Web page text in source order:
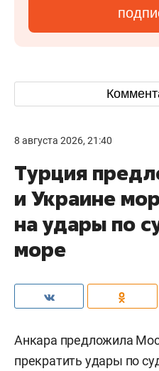
8 августа 2026, 21:40
Турция
и Украине
на удары по
море
Анкара предложила
прекратить удары по